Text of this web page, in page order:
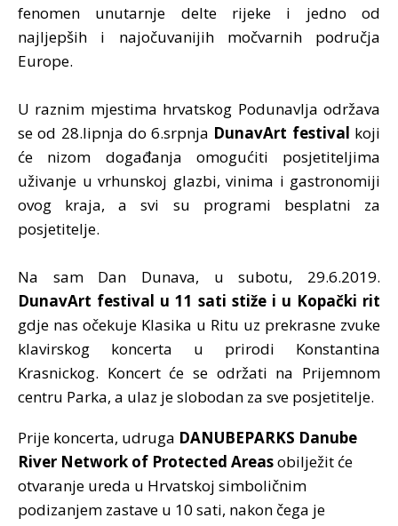
fenomen unutarnje delte rijeke i jedno od
najljepših i najočuvanijih močvarnih područja
Europe.
U raznim mjestima hrvatskog Podunavlja održava
se od 28.lipnja do 6.srpnja DunavArt festival koji
će nizom događanja omogućiti posjetiteljima
uživanje u vrhunskoj glazbi, vinima i gastronomiji
ovog kraja, a svi su programi besplatni za
posjetitelje.
Na sam Dan Dunava, u subotu, 29.6.2019.
DunavArt festival u 11 sati stiže i u Kopački rit
gdje nas očekuje Klasika u Ritu uz prekrasne zvuke
klavirskog koncerta u prirodi Konstantina
Krasnickog. Koncert će se održati na Prijemnom
centru Parka, a ulaz je slobodan za sve posjetitelje.
Prije koncerta, udruga DANUBEPARKS Danube
River Network of Protected Areasobilježit će
otvaranje ureda u Hrvatskoj simboličnim
podizanjem zastave u 10 sati, nakon čega je